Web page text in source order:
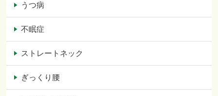
うつ病
不眠症
ストレートネック
ぎっくり腰